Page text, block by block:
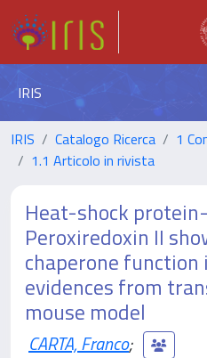
IRIS
IRIS Catalogo Ricerca
1
1.1 Articolo in rivista
Heat-shock
Peroxiredoxin II
chaperone function
evidences from
mouse model
CARTA, Franco;